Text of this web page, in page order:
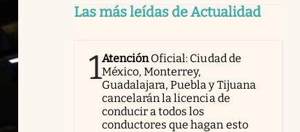
Las más leídas de Actualidad
1AtenciónOficial: Ciudad de
México, Monterrey,
Guadalajara, Puebla y Tijuana
cancelarán la licencia de
conducir a todos los
conductores que hagan esto